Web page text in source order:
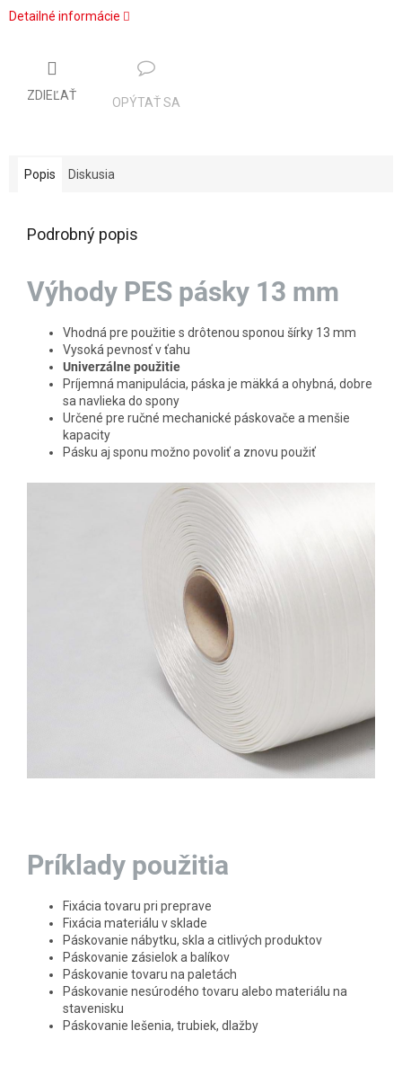
Detailné informácie
ZDIEĽAŤ
OPÝTAŤ SA
Popis Diskusia
Podrobný popis
Výhody PES pásky 13 mm
Vhodná pre použitie s drôtenou sponou šírky 13 mm
Vysoká pevnosť v ťahu
Univerzálne použitie
Príjemná manipulácia, páska je mäkká a ohybná, dobre
sa navlieka do spony
Určené pre ručné mechanické páskovače a menšie
kapacity
Pásku aj sponu možno povoliť a znovu použiť
Príklady použitia
Fixácia tovaru pri preprave
Fixácia materiálu v sklade
Páskovanie nábytku, skla a citlivých produktov
Páskovanie zásielok a balíkov
Páskovanie tovaru na paletách
Páskovanie nesúrodého tovaru alebo materiálu na
stavenisku
Páskovanie lešenia, trubiek, dlažby